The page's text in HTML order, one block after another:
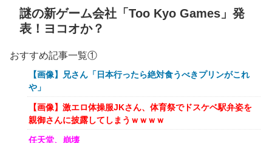
謎の新ゲーム会社「Too Kyo Games」発
表！ヨコオか？
おすすめ記事一覧①
【画像】兄さん「日本行ったら絶対食うべきプリンがこれ
や」
【画像】激エロ体操服JKさん、体育祭でドスケベ駅弁姿を
親御さんに披露してしまうｗｗｗｗ
任天堂、崩壊